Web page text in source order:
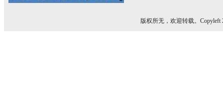
版权所无，欢迎转载。